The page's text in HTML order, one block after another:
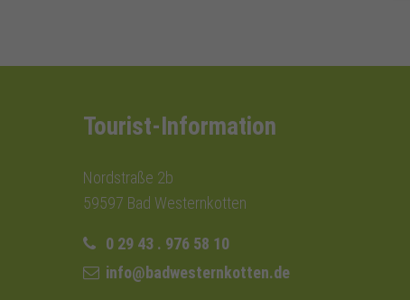
Tourist-Information
Nordstraße 2b
59597 Bad Westernkotten
0 29 43 . 976 58 10
info@badwesternkotten.de